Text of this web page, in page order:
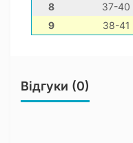
8
37-40
9
38-41
Відгуки (0)